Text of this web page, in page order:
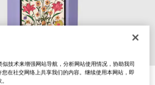
女士香水，100毫升
技术来增强网站导航，分析网站使用情况，协助我司
在社交网络上共享我们的内容。继续使用本网站，即